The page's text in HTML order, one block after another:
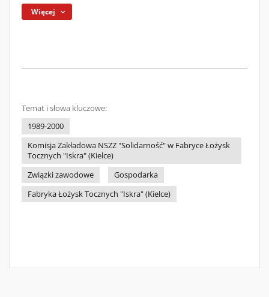
Więcej
Temat i słowa kluczowe:
1989-2000
Komisja Zakładowa NSZZ "Solidarność" w Fabryce Łożysk
Tocznych "Iskra" (Kielce)
Związki zawodowe
Gospodarka
Fabryka Łożysk Tocznych "Iskra" (Kielce)